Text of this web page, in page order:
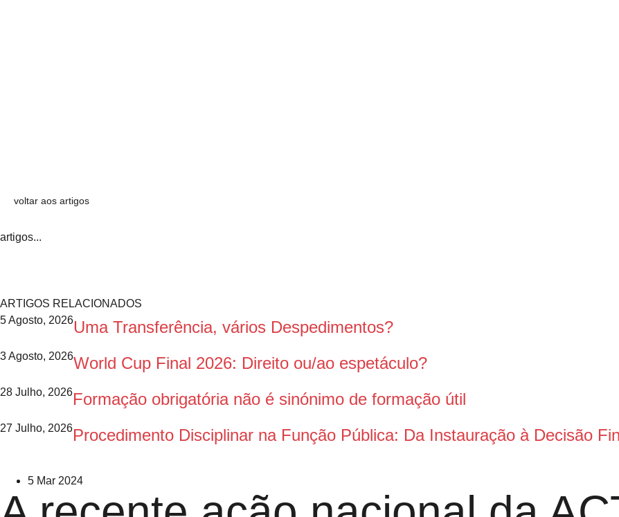
voltar aos artigos
artigos...
ARTIGOS RELACIONADOS
Uma Transferência, vários Despedimentos?
5 Agosto, 2026
World Cup Final 2026: Direito ou/ao espetáculo?
3 Agosto, 2026
Formação obrigatória não é sinónimo de formação útil
28 Julho, 2026
Procedimento Disciplinar na Função Pública: Da Instauração à Decisão
27 Julho, 2026
5 Mar 2024